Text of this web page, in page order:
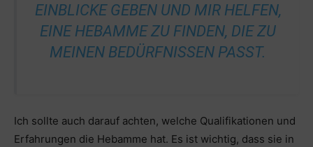
EINBLICKE GEBEN UND MIR HELFEN,
EINE HEBAMME ZU FINDEN, DIE ZU
MEINEN BEDÜRFNISSEN PASST.
Ich sollte auch darauf achten, welche Qualifikationen und
Erfahrungen die Hebamme hat. Es ist wichtig, dass sie in